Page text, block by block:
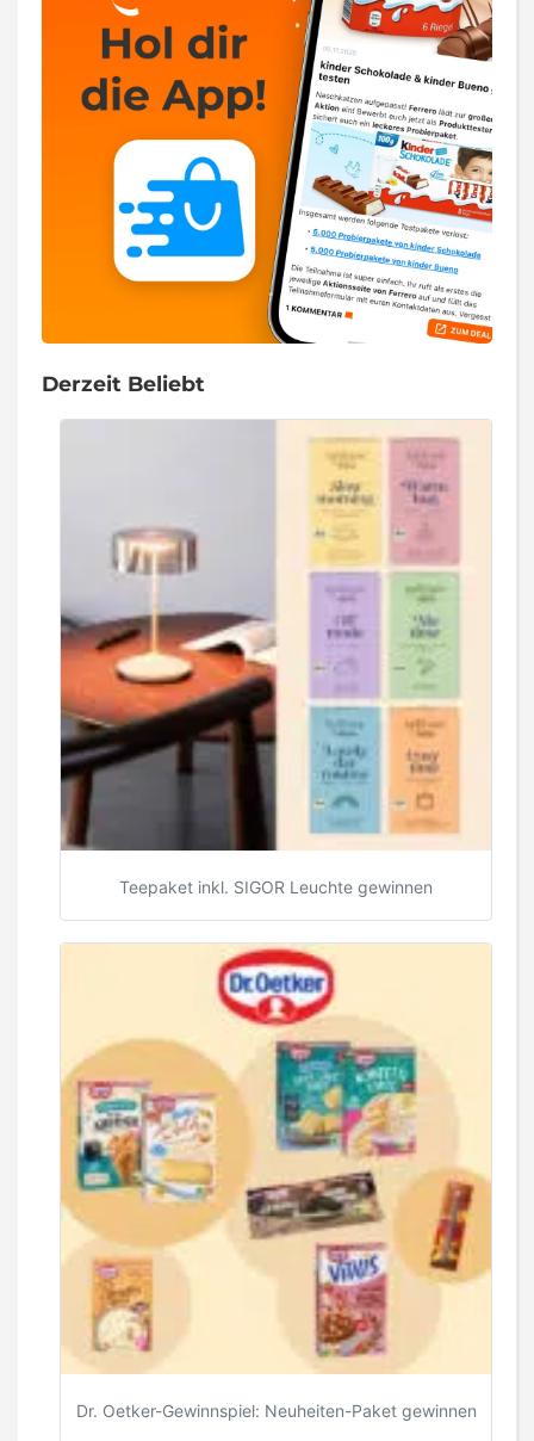
Derzeit Beliebt
Teepaket inkl. SIGOR Leuchte gewinnen
Dr. Oetker-Gewinnspiel: Neuheiten-Paket gewinnen